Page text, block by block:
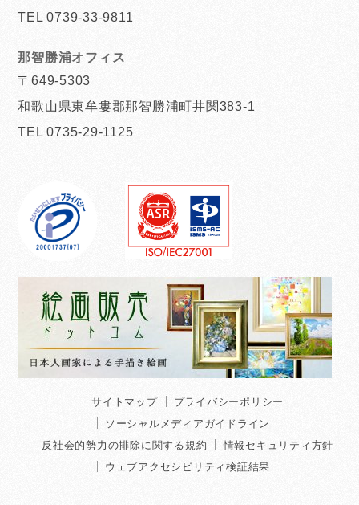
TEL 0739-33-9811
那智勝浦オフィス
〒649-5303
和歌山県東牟婁郡那智勝浦町井関383-1
TEL 0735-29-1125
サイトマップ
プライバシーポリシー
ソーシャルメディアガイドライン
反社会的勢力の排除に関する規約
情報セキュリティ方針
ウェブアクセシビリティ検証結果